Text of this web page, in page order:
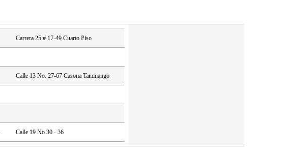
Carrera 25 # 17-49 Cuarto Piso
Calle 13 No. 27-67 Casona Taminango
Calle 19 No 30 - 36